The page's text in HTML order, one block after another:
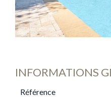
INFORMATIONS
Référence